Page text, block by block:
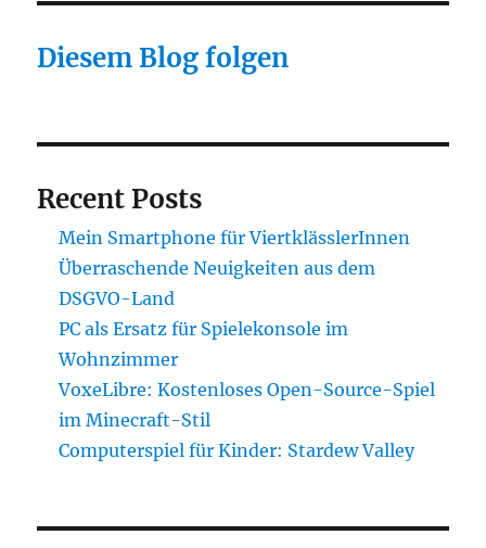
Diesem Blog folgen
Recent Posts
Mein Smartphone für ViertklässlerInnen
Überraschende Neuigkeiten aus dem
DSGVO-Land
PC als Ersatz für Spielekonsole im
Wohnzimmer
VoxeLibre: Kostenloses Open-Source-Spiel
im Minecraft-Stil
Computerspiel für Kinder: Stardew Valley